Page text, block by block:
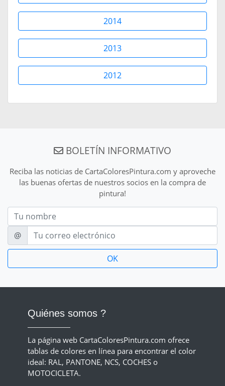
2014
2013
2012
BOLETÍN INFORMATIVO
Reciba las noticias de CartaColoresPintura.com y aproveche
las buenas ofertas de nuestros socios en la compra de
pintura!
Nom
E-mail
@
Quiénes somos ?
La página web CartaColoresPintura.com ofrece
tablas de colores en línea para encontrar el color
ideal: RAL, PANTONE, NCS, COCHES o
MOTOCICLETA.